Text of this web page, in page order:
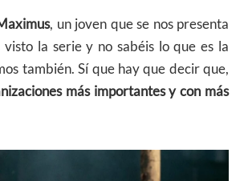
, un joven que se nos presenta
la serie y no sabéis lo que es la
también. Sí que hay que decir que,
más importantes y con más